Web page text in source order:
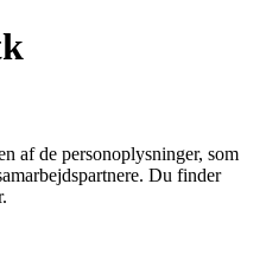
af de personoplysninger, som
Du finder